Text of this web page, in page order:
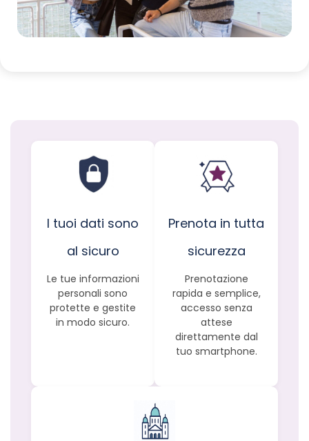
I tuoi dati sono
al sicuro
Le tue informazioni
personali sono
protette e gestite
in modo sicuro.
Prenota in tutta
sicurezza
Prenotazione
rapida e semplice,
accesso senza
attese
direttamente dal
tuo smartphone.